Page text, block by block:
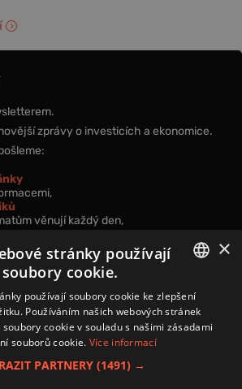
zprávy o investicích a ekonomice.
věnují každý den,
znalostí.
vyjadřujete svůj souhlas spodmínkami
.
CZECH
×
stránky používají
soubory cookie.
používají soubory cookie ke zlepšení
Používáním našich webových stránek
cookie v souladu s našimi zásadami
souborů cookie. Více informací
PARTNERY (1491) →